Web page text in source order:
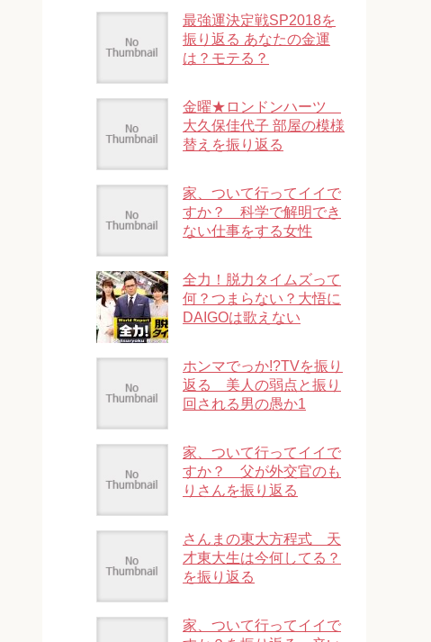
最強運決定戦SP2018を
振り返る あなたの金運
は？モテる？
金曜★ロンドンハーツ
大久保佳代子 部屋の模様
替えを振り返る
家、ついて行ってイイで
すか？ 科学で解明でき
ない仕事をする女性
全力！脱力タイムズって
何？つまらない？大悟に
DAIGOは歌えない
ホンマでっか!?TVを振り
返る 美人の弱点と振り
回される男の愚か1
家、ついて行ってイイで
すか？ 父が外交官のも
りさんを振り返る
さんまの東大方程式 天
才東大生は今何してる？
を振り返る
家、ついて行ってイイで